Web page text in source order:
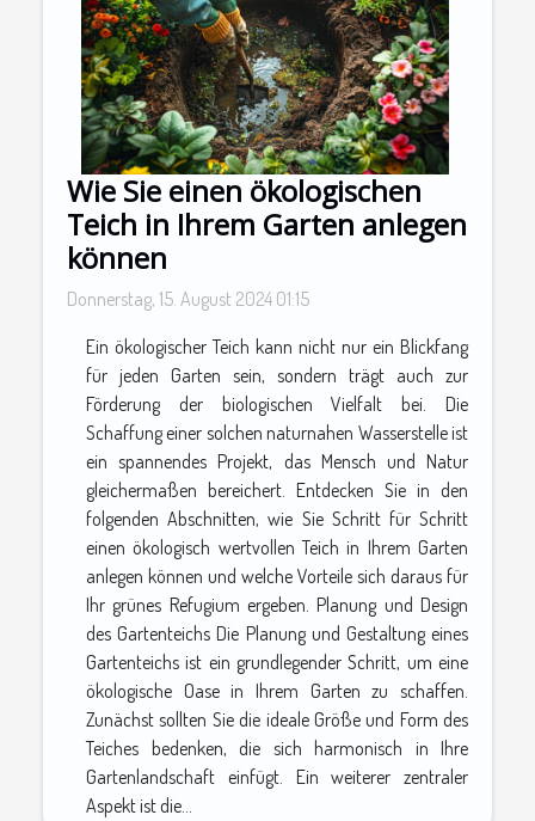
Wie Sie einen ökologischen
Teich in Ihrem Garten anlegen
können
Donnerstag, 15. August 2024 01:15
Ein ökologischer Teich kann nicht nur ein Blickfang
für jeden Garten sein, sondern trägt auch zur
Förderung der biologischen Vielfalt bei. Die
Schaffung einer solchen naturnahen Wasserstelle ist
ein spannendes Projekt, das Mensch und Natur
gleichermaßen bereichert. Entdecken Sie in den
folgenden Abschnitten, wie Sie Schritt für Schritt
einen ökologisch wertvollen Teich in Ihrem Garten
anlegen können und welche Vorteile sich daraus für
Ihr grünes Refugium ergeben. Planung und Design
des Gartenteichs Die Planung und Gestaltung eines
Gartenteichs ist ein grundlegender Schritt, um eine
ökologische Oase in Ihrem Garten zu schaffen.
Zunächst sollten Sie die ideale Größe und Form des
Teiches bedenken, die sich harmonisch in Ihre
Gartenlandschaft einfügt. Ein weiterer zentraler
Aspekt ist die...